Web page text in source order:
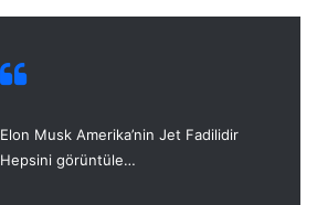
Elon Musk Amerika’nin Jet Fadilidir
Hepsini görüntüle…